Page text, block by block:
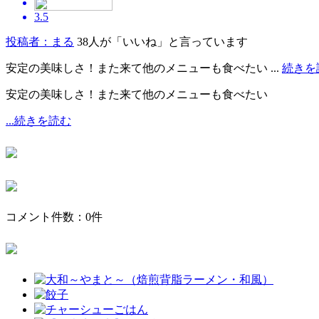
3.5
投稿者：まる 38人が「いいね」と言っています
安定の美味しさ！また来て他のメニューも食べたい ... 続きを
安定の美味しさ！また来て他のメニューも食べたい
...続きを読む
コメント件数：0件